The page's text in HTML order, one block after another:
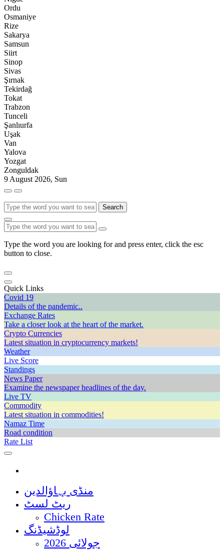
Ordu
Osmaniye
Rize
Sakarya
Samsun
Siirt
Sinop
Sivas
Şırnak
Tekirdağ
Tokat
Trabzon
Tunceli
Şanlıurfa
Uşak
Van
Yalova
Yozgat
Zonguldak
9 August 2026, Sun
Search
Type the word you are looking for and press enter, click the esc
button to close.
Quick Links
Covid 19
Details of the pandemic..
Exchange Rates
Take a closer look at the heart of the market.
Crypto Currencies
Latest situation in cryptocurrency markets!
Weather
Live Score
Standings
News Paper
Examine the newspaper headlines of the day.
Live TV
Commodity
Latest situation in commodities!
Namaz Time
Road condition
Rate List
منڈی بہاؤالدین
ریٹ لسٹ
Chicken Rate
لوڈشیڈنگ
جولائی 2026